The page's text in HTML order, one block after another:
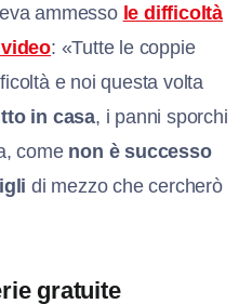
ammesso le difficoltà
: «Tutte le coppie
e noi questa volta
in casa, i panni sporchi
come non è successo
di mezzo che cercherò
gratuite